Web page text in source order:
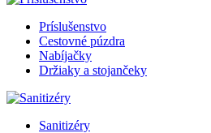
Príslušenstvo
Cestovné púzdra
Nabíjačky
Držiaky a stojančeky
Sanitizéry